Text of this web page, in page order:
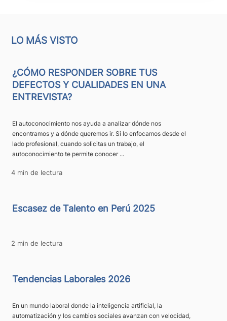
LO MÁS VISTO
¿CÓMO RESPONDER SOBRE TUS
DEFECTOS Y CUALIDADES EN UNA
ENTREVISTA?
El autoconocimiento nos ayuda a analizar dónde nos
encontramos y a dónde queremos ir. Si lo enfocamos desde el
lado profesional, cuando solicitas un trabajo, el
autoconocimiento te permite conocer ...
4 min de lectura
Escasez de Talento en Perú 2025
2 min de lectura
Tendencias Laborales 2026
En un mundo laboral donde la inteligencia artificial, la
automatización y los cambios sociales avanzan con velocidad,